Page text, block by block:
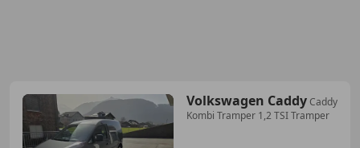
Volkswagen CaddyCaddy
Kombi Tramper 1,2 TSI Tramper